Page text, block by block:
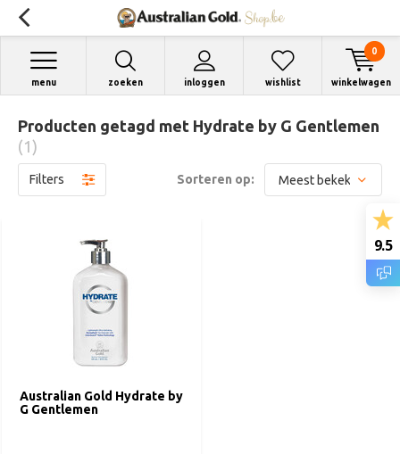
zoeken inloggen
menu wishlist winkelwagen
0
Producten getagd met Hydrate by G Gentlemen
(1)
Filters Sorteren op:
Australian Gold Hydrate by
G Gentlemen
9.5